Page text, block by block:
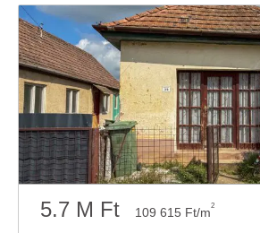
5.7 M Ft 109 615 Ft/m2